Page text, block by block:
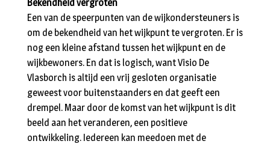
Bekendheid vergroten
Een van de speerpunten van de wijkondersteuners is
om de bekendheid van het wijkpunt te vergroten. Er is
nog een kleine afstand tussen het wijkpunt en de
wijkbewoners. En dat is logisch, want Visio De
Vlasborch is altijd een vrij gesloten organisatie
geweest voor buitenstaanders en dat geeft een
drempel. Maar door de komst van het wijkpunt is dit
beeld aan het veranderen, een positieve
ontwikkeling. Iedereen kan meedoen met de